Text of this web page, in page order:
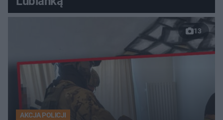
13
AKCJA POLICJI